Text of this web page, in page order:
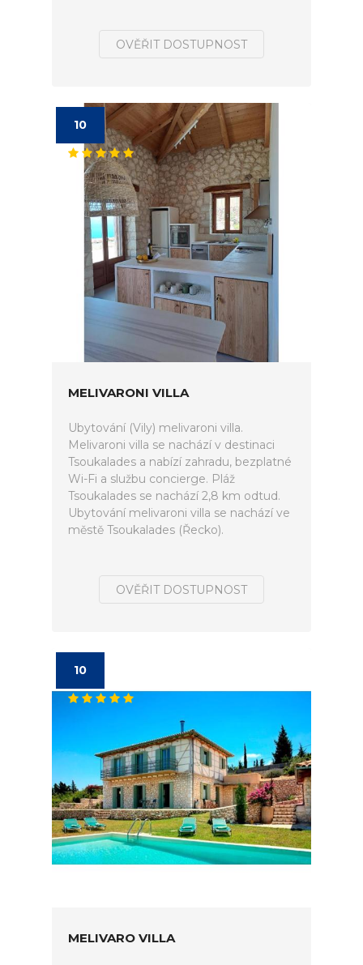
OVĚŘIT DOSTUPNOST
10
MELIVARONI VILLA
Ubytování (Vily) melivaroni villa.
Melivaroni villa se nachází v destinaci
Tsoukalades a nabízí zahradu, bezplatné
Wi-Fi a službu concierge. Pláž
Tsoukalades se nachází 2,8 km odtud.
Ubytování melivaroni villa se nachází ve
městě Tsoukalades (Řecko).
OVĚŘIT DOSTUPNOST
10
MELIVARO VILLA